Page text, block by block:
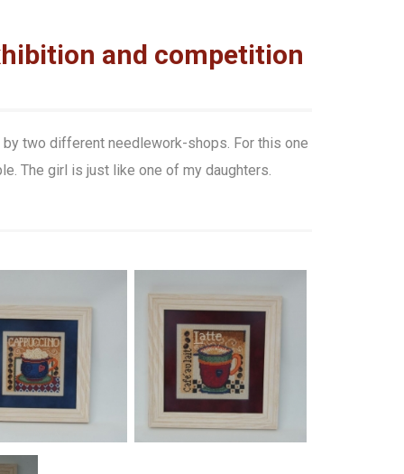
and competition
two different needlework-shops. For this one
The girl is just like one of my daughters.